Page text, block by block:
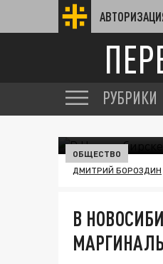
РУБРИКИ
ОБЩЕСТВО
ДМИТРИЙ БОРОЗДИН
В